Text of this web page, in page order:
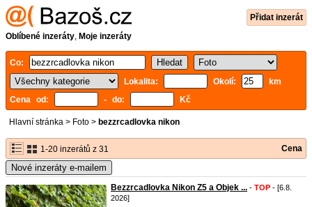
Přidat inzerát
Oblíbené inzeráty, Moje inzeráty
Co:
Lokalita:
Okolí:
km
Cena od:
- do: Kč
Hlavní stránka > Foto > bezzrcadlovka nikon
1-20 inzerátů z 31 Cena
Nové inzeráty e-mailem
Bezzrcadlovka Nikon Z5 a Objek ... - TOP - [6.8.
2026]